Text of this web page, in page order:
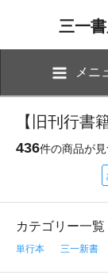
三一
メニ
【旧刊行書
436件の商品が
カテゴリー一覧
単行本 三一新書